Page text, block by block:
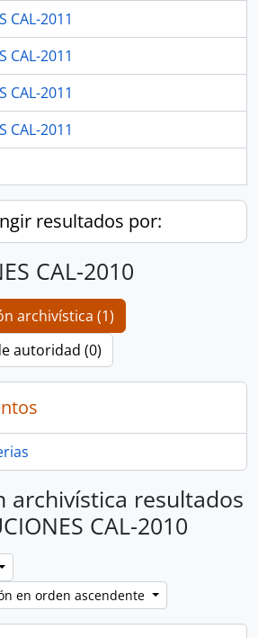
CAL-2011
CAL-2011
CAL-2011
CAL-2011
resultados por:
CAL-2010
archivística (1)
autoridad (0)
archivística resultados
CAL-2010
en orden ascendente